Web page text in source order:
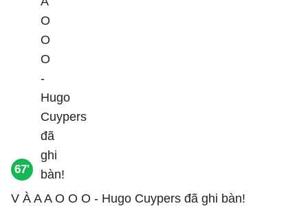
67'
V À A A O O O - Hugo Cuypers đã ghi bàn!